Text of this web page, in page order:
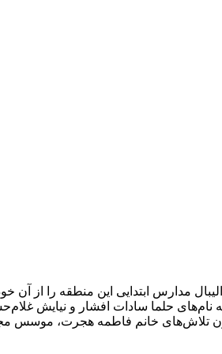
عنوان قهرمانی مسابقات والیبال مدارس ابتدایی
حلما سادات افشار و نیایش
تلاش‌های خانم فاطمه هجرت،